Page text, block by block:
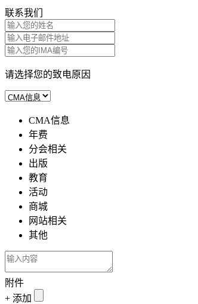
联系我们
请选择您的致电原因
CMA信息
年费
分会相关
出版
教育
活动
商城
网站相关
其他
附件
+ 添加